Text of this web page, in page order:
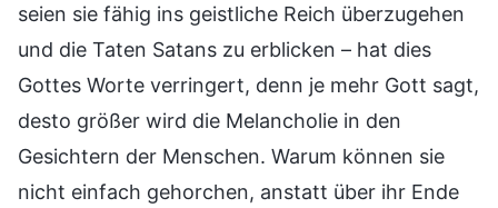
seien sie fähig ins geistliche Reich überzugehen
und die Taten Satans zu erblicken – hat dies
Gottes Worte verringert, denn je mehr Gott sagt,
desto größer wird die Melancholie in den
Gesichtern der Menschen. Warum können sie
nicht einfach gehorchen, anstatt über ihr Ende